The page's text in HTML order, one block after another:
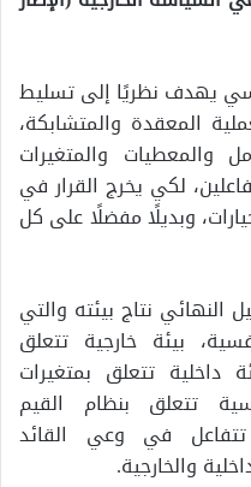
يهدف نظريًا إلى تسليط
المعقدة والمتشابكة،
والمعطيات والمتغيرات
لكي يخرج القرار في
وبديلًا مفضلًا على كل
النهائي نتاج بيئته والتي
بيئة خارجية تتعلق
داخلية تتعلق بمتغيرات
تتعلق بنظام القيم
تتفاعل في وعي القائد
والخارجية.